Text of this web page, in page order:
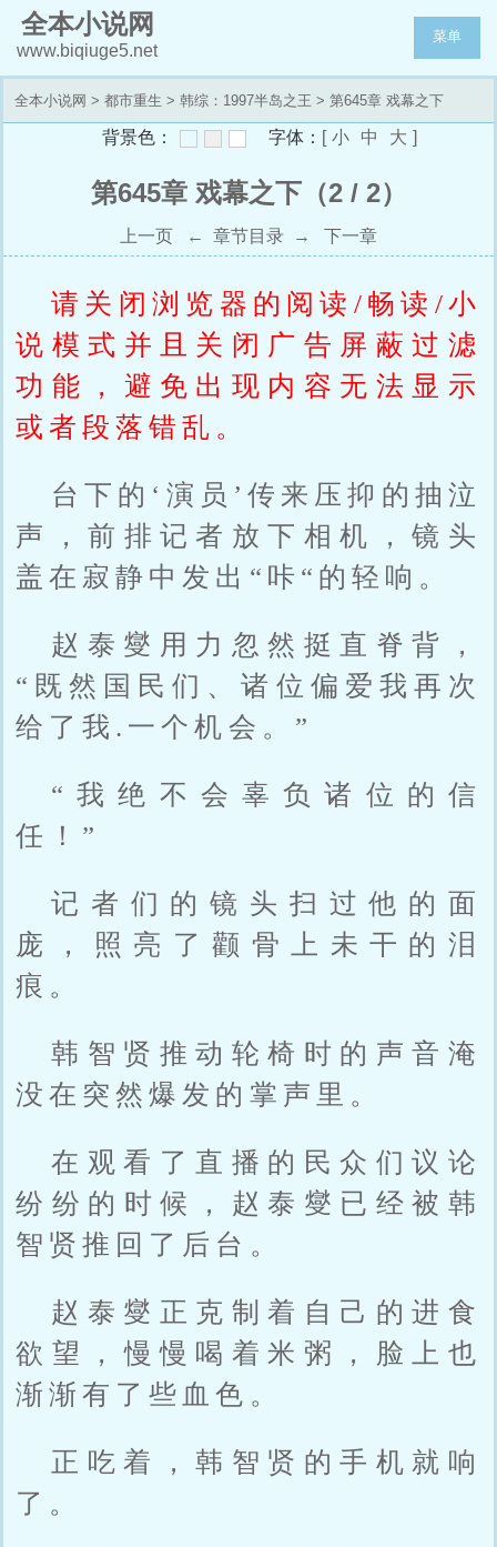
全本小说网
www.biqiuge5.net
菜单
全本小说网 > 都市重生 > 韩综：1997半岛之王 > 第645章 戏幕之下
背景色： 字体： [ 小 中 大 ]
第645章 戏幕之下（2 / 2）
上一页 ← 章节目录 → 下一章
请关闭浏览器的阅读/畅读/小
说模式并且关闭广告屏蔽过滤
功能，避免出现内容无法显示
或者段落错乱。
台下的‘演员’传来压抑的抽泣
声，前排记者放下相机，镜头
盖在寂静中发出“咔“的轻响。
赵泰燮用力忽然挺直脊背，
“既然国民们、诸位偏爱我再次
给了我.一个机会。”
“我绝不会辜负诸位的信
任！”
记者们的镜头扫过他的面
庞，照亮了颧骨上未干的泪
痕。
韩智贤推动轮椅时的声音淹
没在突然爆发的掌声里。
在观看了直播的民众们议论
纷纷的时候，赵泰燮已经被韩
智贤推回了后台。
赵泰燮正克制着自己的进食
欲望，慢慢喝着米粥，脸上也
渐渐有了些血色。
正吃着，韩智贤的手机就响
了。